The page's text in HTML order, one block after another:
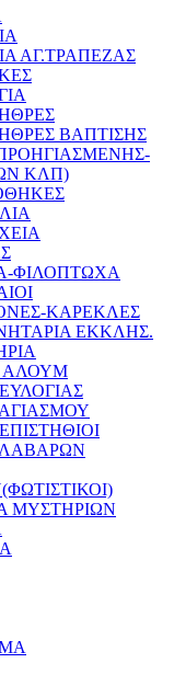
ΑΓ.ΤΡΑΠΕΖΑΣ
ΒΑΠΤΙΣΗΣ
ΚΛΠ)
ΦΙΛΟΠΤΩΧΑ
ΚΑΡΕΚΛΕΣ
ΕΚΚΛΗΣ.
ΑΛΟΥΜ
ΛΑΒΑΡΩΝ
ΜΥΣΤΗΡΙΩΝ